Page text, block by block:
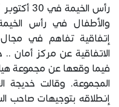
رأس الخيمة
والأطفال في رأس
إتفاقية تفاهم في مجال
الاتفاقية عن مركز أمان ..
فيما وقعها عن مجموعة
المجموعة. وقالت خديجة
إنطلاقه بتوجيهات صاحب